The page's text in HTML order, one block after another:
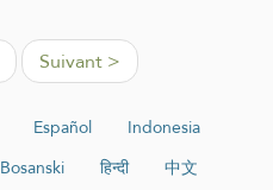
Suivant >
Español
Indonesia
Bosanski हिन्दी
中文